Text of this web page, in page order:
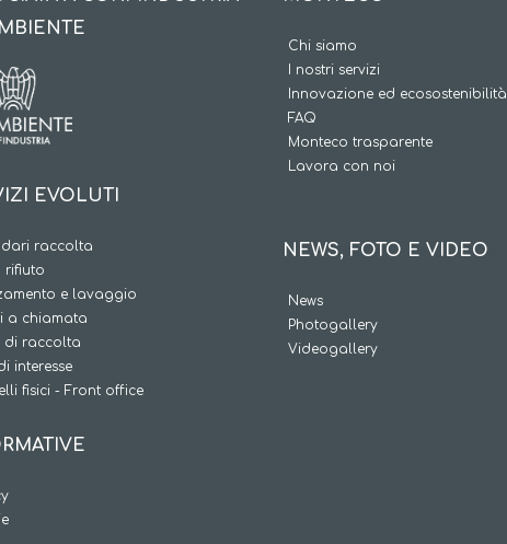
EVOLUTI
raccolta
rifiuto
e lavaggio
a chiamata
di raccolta
interesse
fisici - Front office
Chi siamo
I nostri servizi
Innovazione ed ecosostenibilità
FAQ
Monteco trasparente
Lavora con noi
NEWS, FOTO E VIDEO
News
Photogallery
Videogallery